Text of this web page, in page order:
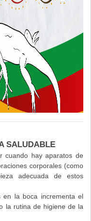
SALUDABLE
cuando hay aparatos de
corporales (como
adecuada de estos
en la boca incrementa el
la rutina de higiene de la